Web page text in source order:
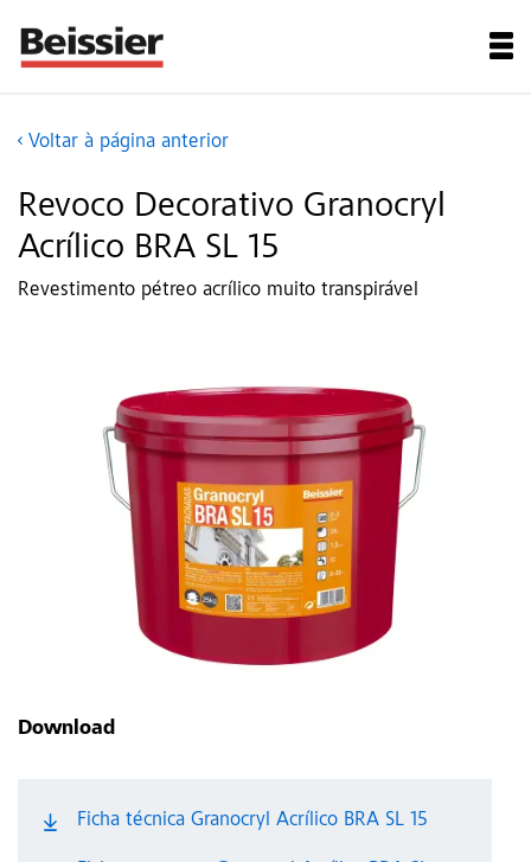
Voltar à página anterior
Revoco Decorativo Granocryl
Acrílico BRA SL 15
Revestimento pétreo acrílico muito transpirável
Download
Ficha técnica Granocryl Acrílico BRA SL 15